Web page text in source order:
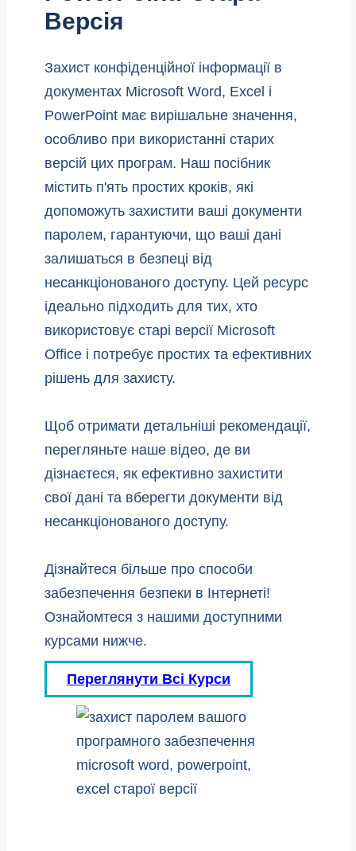
Версія
Захист конфіденційної інформації в
документах Microsoft Word, Excel і
PowerPoint має вирішальне значення,
особливо при використанні старих
версій цих програм. Наш посібник
містить п'ять простих кроків, які
допоможуть захистити ваші документи
паролем, гарантуючи, що ваші дані
залишаться в безпеці від
несанкціонованого доступу. Цей ресурс
ідеально підходить для тих, хто
використовує старі версії Microsoft
Office і потребує простих та ефективних
рішень для захисту.
Щоб отримати детальніші рекомендації,
перегляньте наше відео, де ви
дізнаєтеся, як ефективно захистити
свої дані та вберегти документи від
несанкціонованого доступу.
Дізнайтеся більше про способи
забезпечення безпеки в Інтернеті!
Ознайомтеся з нашими доступними
курсами нижче.
Переглянути Всі Курси